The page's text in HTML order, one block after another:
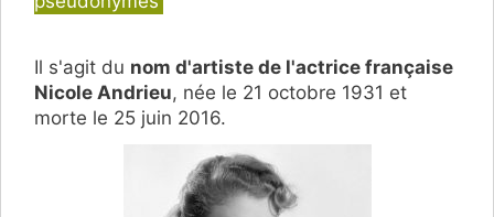
Il s'agit du nom d'artiste de l'actrice française
Nicole Andrieu, née le 21 octobre 1931 et
morte le 25 juin 2016.